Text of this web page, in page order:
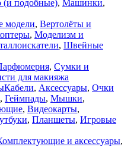
(и подобные), Машинки,
модели, Вертолёты и
, Моделизм и
, Швейные
, Сумки и
для макияжа
Кабели, Аксессуары, Очки
, Геймпады, Мышки,
, Видеокарты,
, Планшеты, Игровые
и аксессуары,